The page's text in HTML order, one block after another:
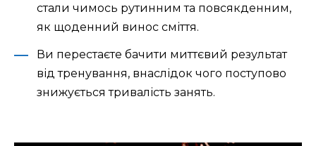
стали чимось рутинним та повсякденним,
як щоденний винос сміття.
Ви перестаєте бачити миттєвий результат
від тренування, внаслідок чого поступово
знижується тривалість занять.